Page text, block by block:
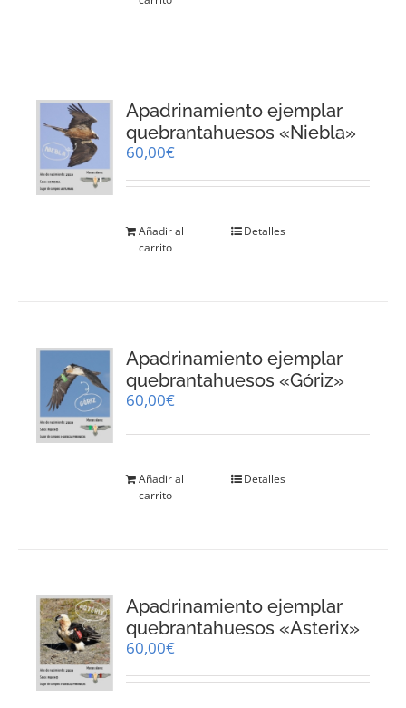
Apadrinamiento ejemplar
quebrantahuesos «Niebla»
60,00€
Añadir al
carrito
Detalles
Apadrinamiento ejemplar
quebrantahuesos «Góriz»
60,00€
Añadir al
carrito
Detalles
Apadrinamiento ejemplar
quebrantahuesos «Asterix»
60,00€